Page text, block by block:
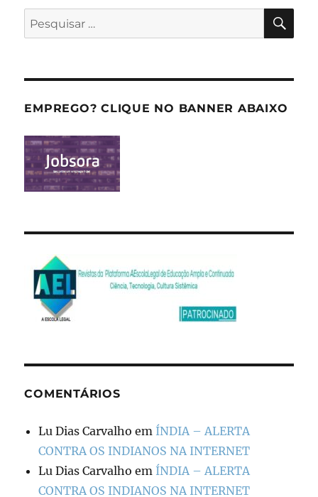
Pesquisar
por:
EMPREGO? CLIQUE NO BANNER ABAIXO
COMENTÁRIOS
Lu Dias Carvalho em ÍNDIA – ALERTA
CONTRA OS INDIANOS NA INTERNET
Lu Dias Carvalho em ÍNDIA – ALERTA
CONTRA OS INDIANOS NA INTERNET